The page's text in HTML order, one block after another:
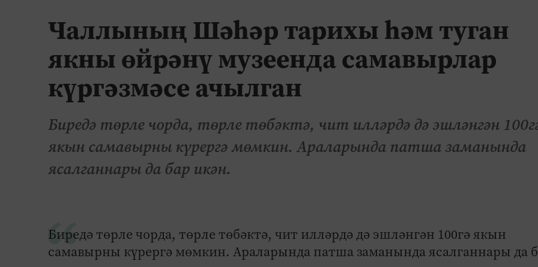
Чаллының Шәһәр тарихы һәм туган
якны өйрәнү музеенда самавырлар
күргәзмәсе ачылган
Биредә төрле чорда, төрле төбәктә, чит илләрдә дә эшләнгән
якын самавырны күрергә мөмкин. Араларында патша заманында
ясалганнары да бар икән.
Биредә төрле чорда, төрле төбәктә, чит илләрдә дә эшләнгән 100гә якын
самавырны күрергә мөмкин. Араларында патша заманында ясалганнары да